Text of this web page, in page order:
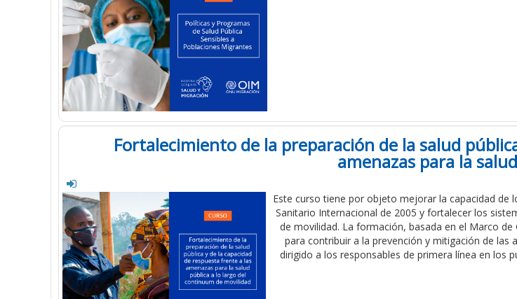
Fortalecimiento de la preparación de la salud
amenazas para la
Este curso tiene por objeto mejorar la capacidad de
Sanitario Internacional de 2005 y fortalecer los
de movilidad. La formación, basada en el Marco de
para contribuir a la prevención y mitigación de las
dirigido a los responsables de primera línea en los